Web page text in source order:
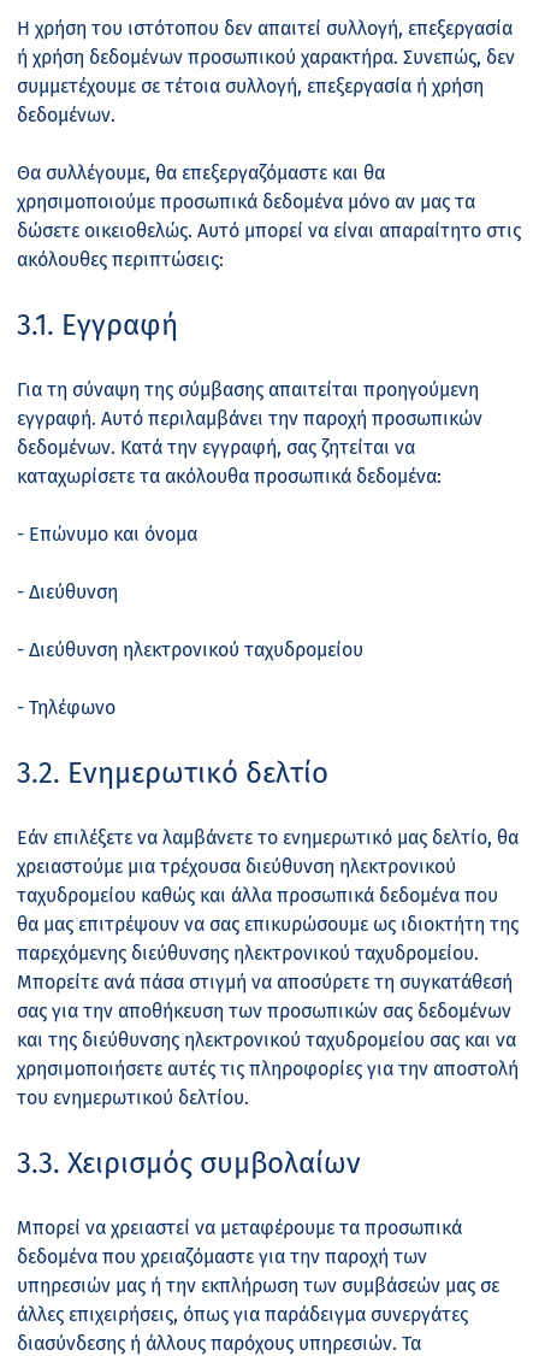
Η χρήση του ιστότοπου δεν απαιτεί συλλογή, επεξεργασία
ή χρήση δεδομένων προσωπικού χαρακτήρα. Συνεπώς, δεν
συμμετέχουμε σε τέτοια συλλογή, επεξεργασία ή χρήση
δεδομένων.
Θα συλλέγουμε, θα επεξεργαζόμαστε και θα
χρησιμοποιούμε προσωπικά δεδομένα μόνο αν μας τα
δώσετε οικειοθελώς. Αυτό μπορεί να είναι απαραίτητο στις
ακόλουθες περιπτώσεις:
3.1. Εγγραφή
Για τη σύναψη της σύμβασης απαιτείται προηγούμενη
εγγραφή. Αυτό περιλαμβάνει την παροχή προσωπικών
δεδομένων. Κατά την εγγραφή, σας ζητείται να
καταχωρίσετε τα ακόλουθα προσωπικά δεδομένα:
- Επώνυμο και όνομα
- Διεύθυνση
- Διεύθυνση ηλεκτρονικού ταχυδρομείου
- Τηλέφωνο
3.2. Ενημερωτικό δελτίο
Εάν επιλέξετε να λαμβάνετε το ενημερωτικό μας δελτίο, θα
χρειαστούμε μια τρέχουσα διεύθυνση ηλεκτρονικού
ταχυδρομείου καθώς και άλλα προσωπικά δεδομένα που
θα μας επιτρέψουν να σας επικυρώσουμε ως ιδιοκτήτη της
παρεχόμενης διεύθυνσης ηλεκτρονικού ταχυδρομείου.
Μπορείτε ανά πάσα στιγμή να αποσύρετε τη συγκατάθεσή
σας για την αποθήκευση των προσωπικών σας δεδομένων
και της διεύθυνσης ηλεκτρονικού ταχυδρομείου σας και να
χρησιμοποιήσετε αυτές τις πληροφορίες για την αποστολή
του ενημερωτικού δελτίου.
3.3. Χειρισμός συμβολαίων
Μπορεί να χρειαστεί να μεταφέρουμε τα προσωπικά
δεδομένα που χρειαζόμαστε για την παροχή των
υπηρεσιών μας ή την εκπλήρωση των συμβάσεών μας σε
άλλες επιχειρήσεις, όπως για παράδειγμα συνεργάτες
διασύνδεσης ή άλλους παρόχους υπηρεσιών. Τα